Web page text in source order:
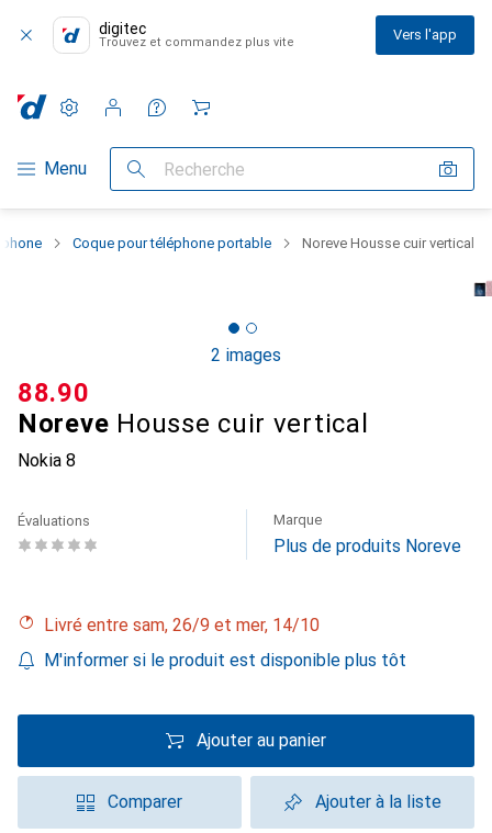
digitec
Trouvez et commandez plus vite Vers l'app
Navigation par catégorie
Menu Recherche
Paramètres
Compte client
Listes de comparaison
Listes d'envies
Panier
Coque pour téléphone portable Noreve Housse cuir vertical
2 images
Noreve Housse cuir vertical
Nokia 8
CHF
88.90
Évaluations Marque
Plus de produits Noreve
Livré entre sam, 26/9 et mer, 14/10
M'informer si le produit est disponible plus tôt
Ajouter au panier
Comparer Ajouter à la liste